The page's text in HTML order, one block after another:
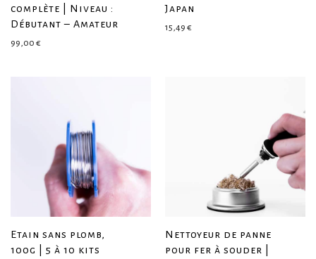
complète | Niveau :
Débutant – Amateur
99,00 €
Japan
15,49 €
Etain sans plomb,
100g | 5 à 10 kits
Nettoyeur de panne
pour fer à souder |